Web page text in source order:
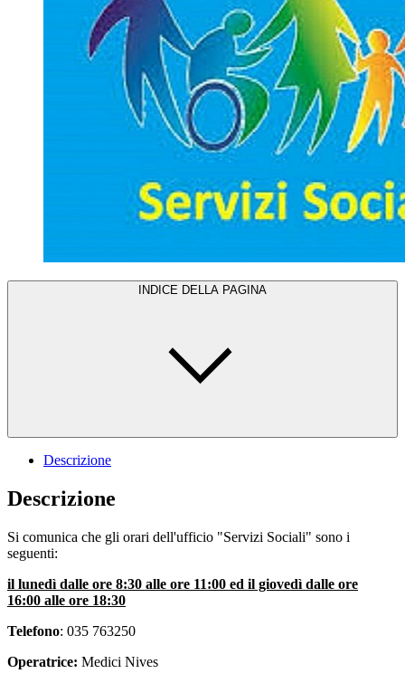
INDICE DELLA PAGINA
Descrizione
Descrizione
Si comunica che gli orari dell'ufficio "Servizi Sociali" sono i
seguenti:
il lunedì dalle ore 8:30 alle ore 11:00 ed il giovedì dalle ore
16:00 alle ore 18:30
Telefono: 035 763250
Operatrice: Medici Nives